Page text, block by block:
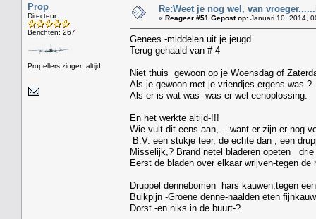
Prop
Directeur
Berichten: 267
Propellers zingen altijd
Re:Weet je nog wel, van
« Reageer #51 Gepost op: Januari 10, 2014,
Genees -middelen uit je jeugd
Terug gehaald van # 4
Niet thuis gewoon op je Woensdag of
Als je gewoon met je vriendjes ergens was ?
Als er is wat was--was er wel eenoplossing.
En het werkte altijd-!!!
Wie vult dit eens aan, ---want er zijn er nog
B.V. een stukje teer, de echte dan , een
Misselijk,? Brand netel bladeren opeten
Eerst de bladen over elkaar wrijven-tegen de
Druppel dennebomen hars kauwen,tegen
Buikpijn -Groene denne-naalden eten
Dorst -en niks in de buurt-?